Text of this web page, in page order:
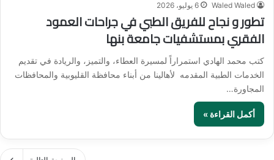
Waled Waled 6 يوليو، 2026
تطور و نجاح للفريق الطبي في جراحات العمود
الفقري بمستشفيات جامعة بنها
كتب محمد الهادي استمراراً لمسيرة العطاء، والتميز، والريادة في تقديم
الخدمات الطبية المقدمه لأهالينا من أبناء محافظة القليوبية والمحافظات
المجاورة…
أكمل القراءة »